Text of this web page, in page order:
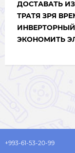
ДОСТАВАТЬ
ТРАТЯ ЗРЯ
ЭКОНОМИТЬ
+993-61-53-20-99